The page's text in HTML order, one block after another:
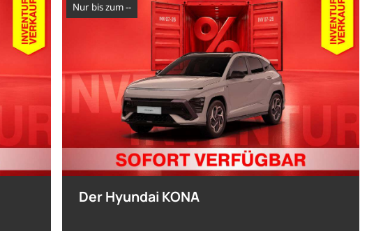
nur bis zum --
Der Hyundai KONA